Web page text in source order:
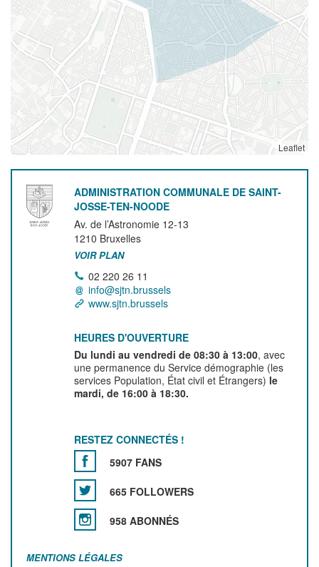
Leaflet
ADMINISTRATION COMMUNALE DE SAINT-
JOSSE-TEN-NOODE
Av. de l’Astronomie 12-13
1210 Bruxelles
VOIR PLAN
02 220 26 11
info@sjtn.brussels
www.sjtn.brussels
HEURES D'OUVERTURE
Du lundi au vendredi de 08:30 à 13:00, avec
une permanence du Service démographie (les
services Population, État civil et Étrangers) le
mardi, de 16:00 à 18:30.
RESTEZ CONNECTÉS !
5907 FANS
665 FOLLOWERS
958 ABONNÉS
MENTIONS LÉGALES